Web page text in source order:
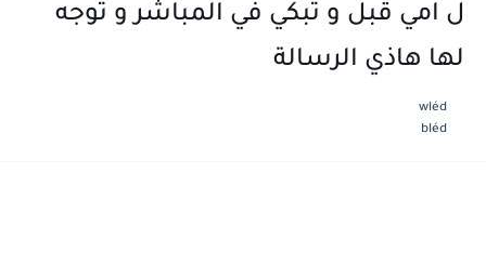
ل امي قبل و تبكي في المباشر و توجه
لها هاذي الرسالة
wléd
bléd